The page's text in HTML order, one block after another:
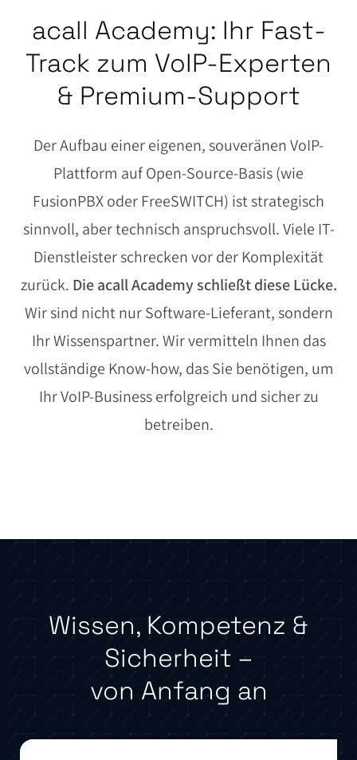
acall Academy: Ihr Fast-
Track zum VoIP-Experten
& Premium-Support
Der Aufbau einer eigenen, souveränen VoIP-
Plattform auf Open-Source-Basis (wie
FusionPBX oder FreeSWITCH) ist strategisch
sinnvoll, aber technisch anspruchsvoll. Viele IT-
Dienstleister schrecken vor der Komplexität
zurück. Die acall Academy schließt diese Lücke.
Wir sind nicht nur Software-Lieferant, sondern
Ihr Wissenspartner. Wir vermitteln Ihnen das
vollständige Know-how, das Sie benötigen, um
Ihr VoIP-Business erfolgreich und sicher zu
betreiben.
Wissen, Kompetenz &
Sicherheit –
von Anfang an